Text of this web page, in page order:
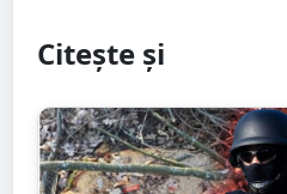
Citește și